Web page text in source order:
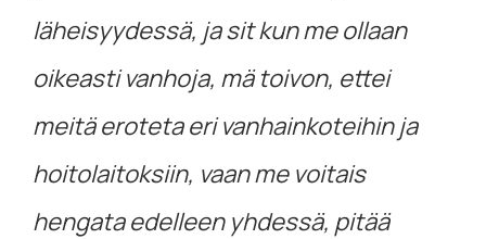
läheisyydessä, ja sit kun me ollaan
oikeasti vanhoja, mä toivon, ettei
meitä eroteta eri vanhainkoteihin ja
hoitolaitoksiin, vaan me voitais
hengata edelleen yhdessä, pitää